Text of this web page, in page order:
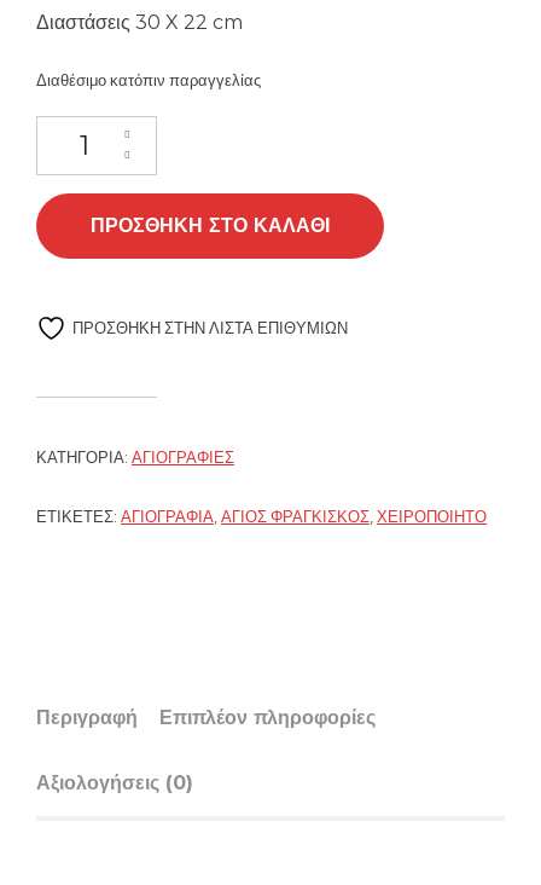
Διαστάσεις 30 X 22 cm
Διαθέσιμο κατόπιν παραγγελίας
ΠΡΟΣΘΉΚΗ ΣΤΟ ΚΑΛΆΘΙ
ΠΡΌΣΘΉΚΗ ΣΤΗΝ ΛΊΣΤΑ ΕΠΙΘΥΜΙΏΝ
ΚΑΤΗΓΟΡΊΑ: ΑΓΙΟΓΡΑΦΊΕΣ
ΕΤΙΚΈΤΕΣ: ΑΓΙΟΓΡΑΦΊΑ ΆΓΙΟΣ ΦΡΑΓΚΊΣΚΟΣ ΧΕΙΡΟΠΟΊΗΤΟ
Περιγραφή Επιπλέον πληροφορίες
Αξιολογήσεις (0)